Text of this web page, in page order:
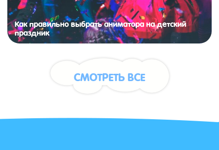
Как правильно выбрать аниматора на детский
праздник
СМОТРЕТЬ ВСЕ